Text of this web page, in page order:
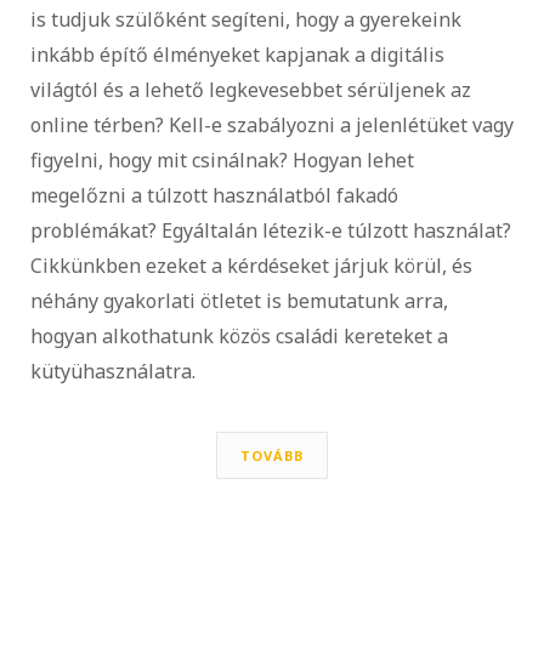
is tudjuk szülőként segíteni, hogy a gyerekeink
inkább építő élményeket kapjanak a digitális
világtól és a lehető legkevesebbet sérüljenek az
online térben? Kell-e szabályozni a jelenlétüket vagy
figyelni, hogy mit csinálnak? Hogyan lehet
megelőzni a túlzott használatból fakadó
problémákat? Egyáltalán létezik-e túlzott használat?
Cikkünkben ezeket a kérdéseket járjuk körül, és
néhány gyakorlati ötletet is bemutatunk arra,
hogyan alkothatunk közös családi kereteket a
kütyühasználatra.
TOVÁBB